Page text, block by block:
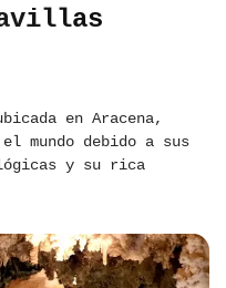
en Aracena,
mundo debido a sus
y su rica